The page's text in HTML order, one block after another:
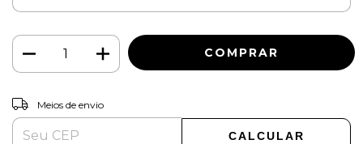
Entregas para o CEP:
Meios de envio
CALCULAR